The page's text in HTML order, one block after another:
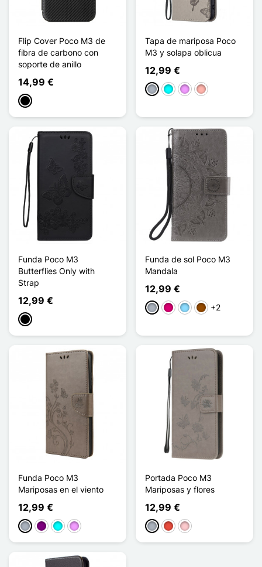
Flip Cover Poco M3 de
fibra de carbono con
soporte de anillo
14,99 €
Negro
Tapa de mariposa Poco
M3 y solapa oblicua
12,99 €
Gris CianMorado claro
Oro rosa
Funda Poco M3
Butterflies Only with
Strap
12,99 €
Negro
Funda de sol Poco M3
Mandala
12,99 €
Gris MagentaAzul claro
Marrón
+2
Funda Poco M3
Mariposas en el viento
12,99 €
Gris Púrpura
CianMorado claro
Portada Poco M3
Mariposas y flores
12,99 €
Gris RojoRosa